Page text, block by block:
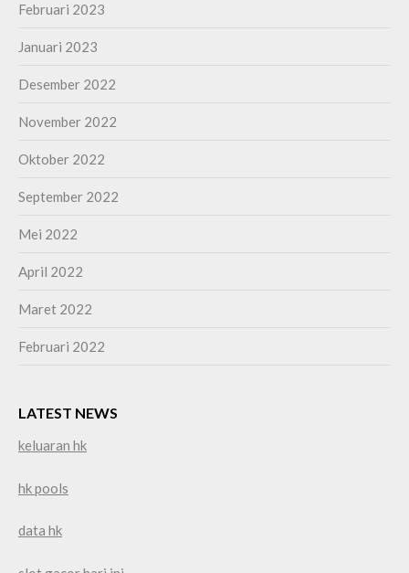
Februari 2023
Januari 2023
Desember 2022
November 2022
Oktober 2022
September 2022
Mei 2022
April 2022
Maret 2022
Februari 2022
LATEST NEWS
keluaran hk
hk pools
data hk